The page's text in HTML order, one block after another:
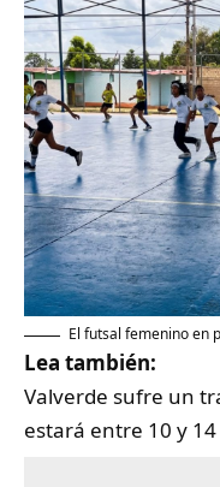
El futsal femenino en
Lea también:
Valverde sufre un
estará entre 10 y